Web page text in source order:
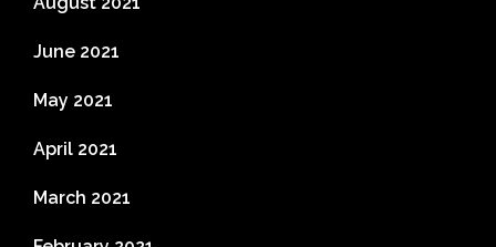
June 2021
May 2021
April 2021
March 2021